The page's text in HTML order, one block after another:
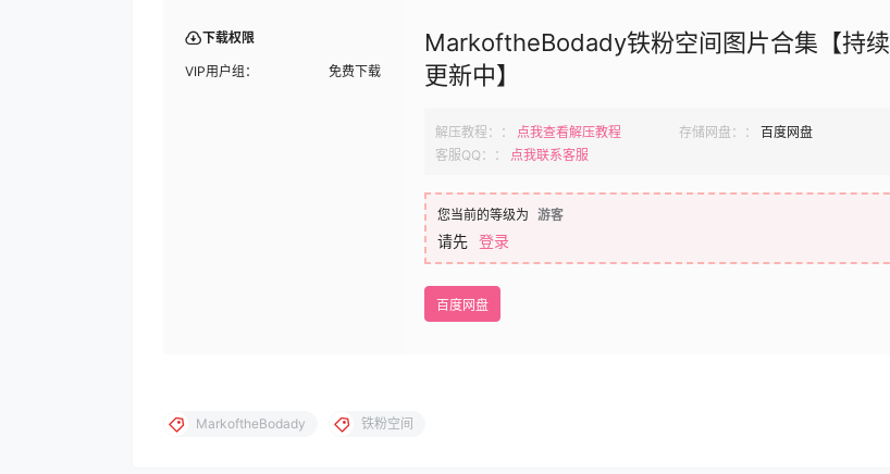
下载权限
VIP用户组： 免费下载
MarkoftheBodady铁粉空间图片合集【持续
更新中】
解压教程：： 点我查看解压教程 存储网盘：：
百度网盘
客服QQ：：
点我联系客服
您当前的等级为 游客
请先 登录
百度网盘
MarkoftheBodady 铁粉空间